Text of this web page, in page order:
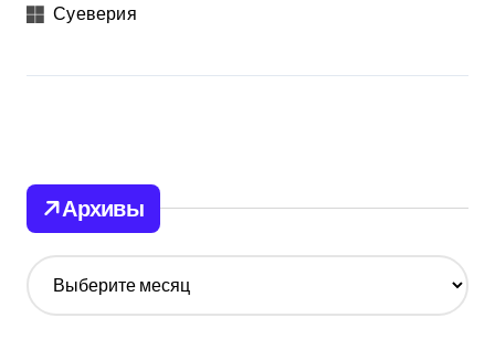
Суеверия
Архивы
А
р